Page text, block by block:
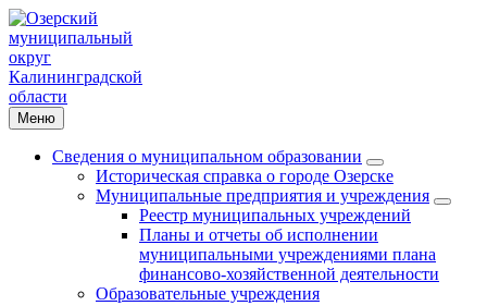
Меню
Сведения о муниципальном образовании
Историческая справка о городе Озерске
Муниципальные предприятия и учреждения
Реестр муниципальных учреждений
Планы и отчеты об исполнении
муниципальными учреждениями плана
финансово-хозяйственной деятельности
Образовательные учреждения